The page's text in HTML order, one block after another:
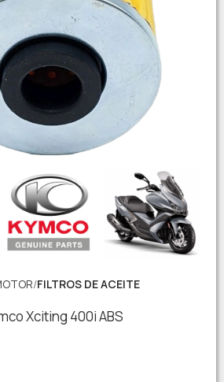
FILTROS DE ACEITE
Xciting 400i ABS